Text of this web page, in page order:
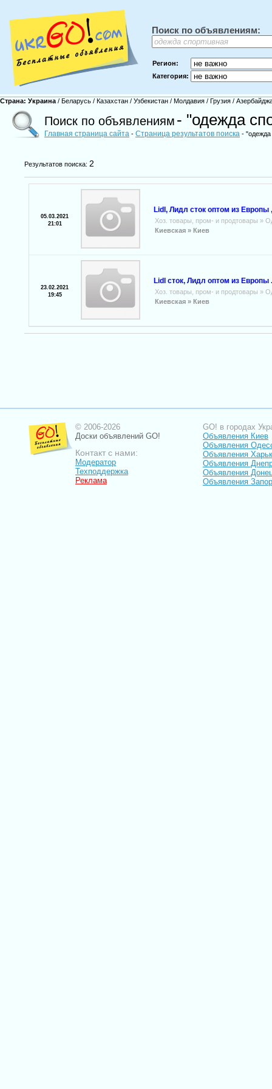
Поиск по объявлениям:
Регион:
Категория:
Страна: Украина / Беларусь / Казахстан / Узбекистан / Молдавия / Грузия /
Поиск по объявлениям - "одежда
Главная страница сайта - Страница результатов поиска - "одежда
Результатов поиска: 2
05.03.2021
21:01
Lidl, Лидл сток оптом из Европы
Хоз. товары, пром- и продтовары »
Киевская » Киев
23.02.2021
19:45
Lidl сток, Лидл оптом из Европы
Хоз. товары, пром- и продтовары »
Киевская » Киев
© 2006-2026
Доски объявлений GO!
Контакт с нами:
Модератор
Техподдержка
Реклама
GO! в городах
Объявления Киев
Объявления
Объявления
Объявления
Объявления
Объявления